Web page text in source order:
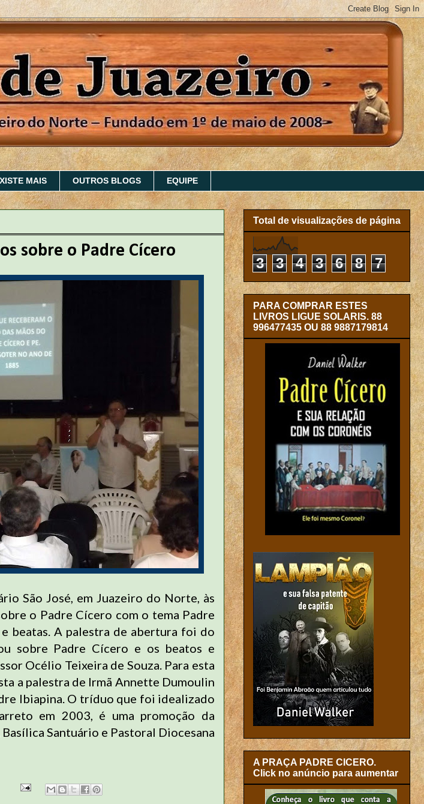
MAIS OUTROS BLOGS EQUIPE
sobre o Padre Cícero
São José, em Juazeiro do Norte, às
o Padre Cícero com o tema Padre
beatas. A palestra de abertura foi do
sobre Padre Cícero e os beatos e
Océlio Teixeira de Souza. Para esta
a palestra de Irmã Annette Dumoulin
Ibiapina. O tríduo que foi idealizado
em 2003, é uma promoção da
Santuário e Pastoral Diocesana
Total de visualizações de página
3 3 4 3 6 8 7
PARA COMPRAR ESTES
LIVROS LIGUE SOLARIS. 88
996477435 OU 88 9887179814
A PRAÇA PADRE CICERO.
Click no anúncio para aumentar